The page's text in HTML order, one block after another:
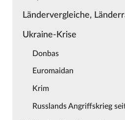
Ländervergleiche,
Ukraine-Krise
Donbas
Euromaidan
Krim
Russlands Angriffskrieg